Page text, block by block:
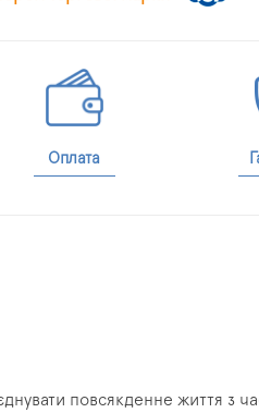
Оплата
повсякденне життя з